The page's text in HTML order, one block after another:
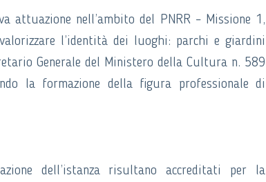
attuazione nell’ambito del PNRR – Missione 1,
l’identità dei luoghi: parchi e giardini
Generale del Ministero della Cultura n. 589
la formazione della figura professionale di
dell’istanza risultano accreditati per la